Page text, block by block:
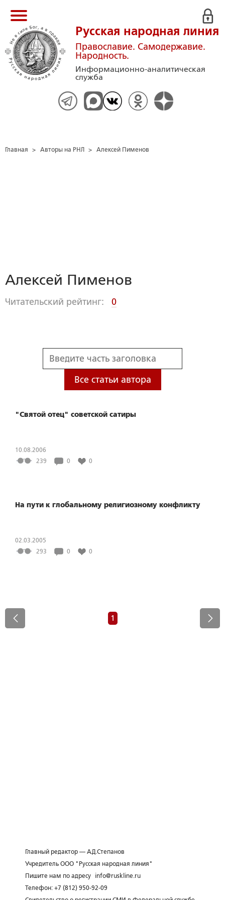
Русская народная линия
Православие. Самодержавие.
Народность.
Информационно-аналитическая
служба
Главная > Авторы на РНЛ > Алексей Пименов
Алексей Пименов
Читательский рейтинг: 0
Все статьи автора
"Святой отец" советской сатиры
10.08.2006
239
0 0
На пути к глобальному религиозному конфликту
02.03.2005
293
0 0
1
Главный редактор — А.Д.Степанов
Учредитель ООО "Русская народная линия"
Пишите нам по адресу
info@ruskline.ru
Телефон: +7 (812) 950-92-09